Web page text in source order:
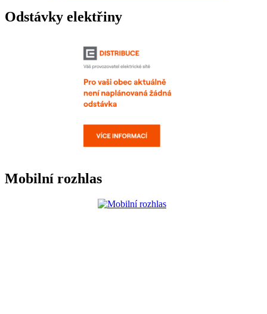
Odstávky elektřiny
Mobilní rozhlas